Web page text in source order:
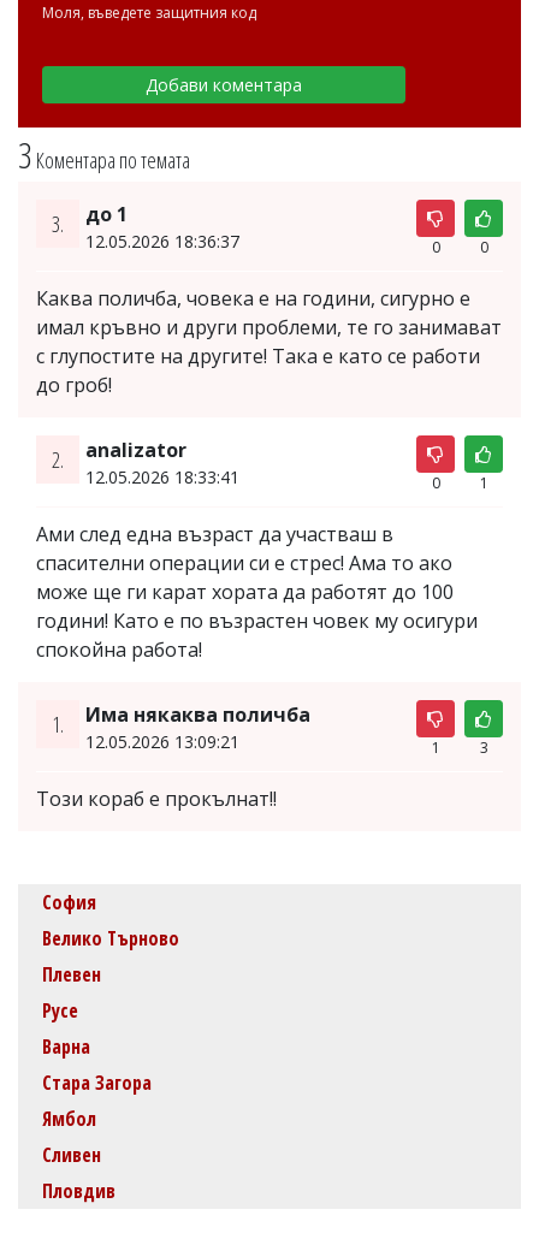
3 Коментара по темата
3. до 1
12.05.2026 18:36:37 0 0
Каква поличба, човека е на години, сигурно е
имал кръвно и други проблеми, те го занимават
с глупостите на другите! Така е като се работи
до гроб!
2. analizator
12.05.2026 18:33:41 0 1
Ами след една възраст да участваш в
спасителни операции си е стрес! Ама то ако
може ще ги карат хората да работят до 100
години! Като е по възрастен човек му осигури
спокойна работа!
1. Има някаква поличба
12.05.2026 13:09:21 1 3
Този кораб е прокълнат!!
Моля, въведете защитния код
София
Велико Търново
Плевен
Русе
Варна
Стара Загора
Ямбол
Сливен
Пловдив